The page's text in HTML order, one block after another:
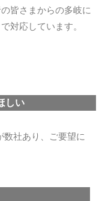
皆さまからの多岐に
対応しています。
しい
数社あり、ご要望に